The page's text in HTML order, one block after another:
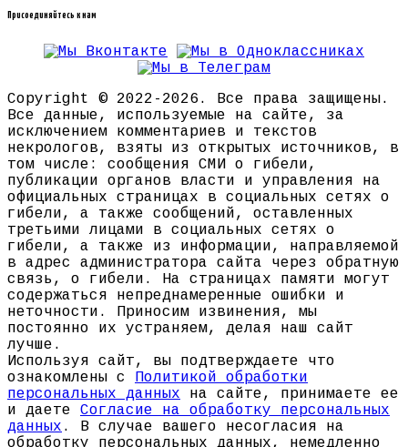
Присоединяйтесь к нам
Copyright © 2022-2026. Все права защищены.
Все данные, используемые на сайте, за
исключением комментариев и текстов
некрологов, взяты из открытых источников, в
том числе: сообщения СМИ о гибели,
публикации органов власти и управления на
официальных страницах в социальных сетях о
гибели, а также сообщений, оставленных
третьими лицами в социальных сетях о
гибели, а также из информации, направляемой
в адрес администратора сайта через обратную
связь, о гибели. На страницах памяти могут
содержаться непреднамеренные ошибки и
неточности. Приносим извинения, мы
постоянно их устраняем, делая наш сайт
лучше.
Используя сайт, вы подтверждаете что
ознакомлены с Политикой обработки
персональных данных на сайте, принимаете ее
и даете Согласие на обработку персональных
данных . В случае вашего несогласия на